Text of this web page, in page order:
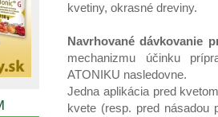
kvetiny, okrasné dreviny.
Navrhované dávkovanie
mechanizmu účinku
ATONIKU nasledovne.
Jedna aplikácia pred
kvete (resp. pred násadou